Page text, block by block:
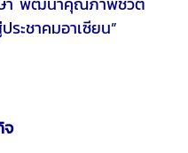
ะชาคมอาเซียน”